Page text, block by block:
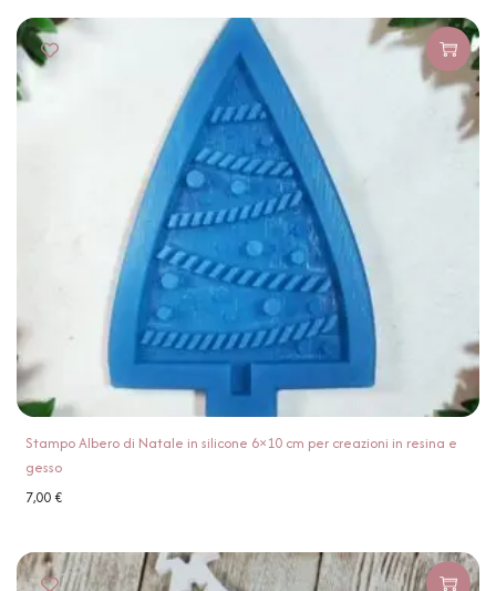
Stampo Albero di Natale in silicone 6×10 cm per creazioni in resina e
gesso
7,00€